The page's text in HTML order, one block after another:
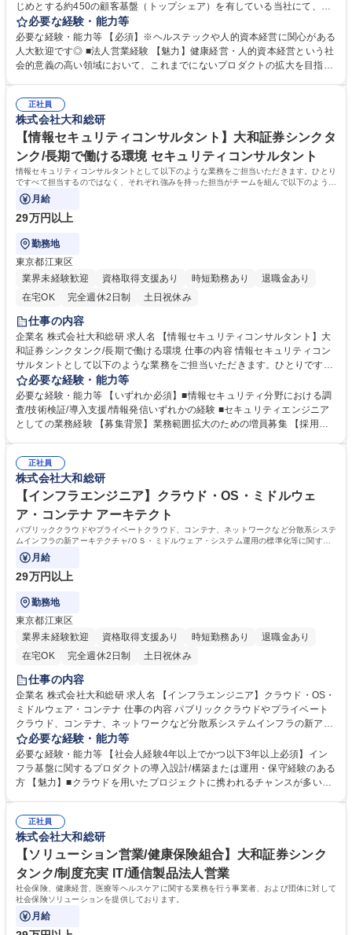
じめとする約450の顧客基盤（トップシェア）を有している当社にて、人
的資本経営支援ソリューションの導入をお任せいたします。 【サービス概
要】昨今注目される人的資本経営のなかでも重要アジェンダとされる、従
業員の健康に着目をして、従業員が健康で事前リスクを可視化でき、会社
としての施策に落とし込めるプロダクトとなります。スマホアプリの「あ
ことが出来ます。 募集職種 【ITソリューション営業(ヘルステック/人的資
本経営)】大和証券グループ
必要な経験・能力等
必要な経験・能力等 【必須】※ヘルステックや人的資本経営に関心がある
人大歓迎です◎ ■法人営業経験 【魅力】健康経営・人的資本経営という社
会的意義の高い領域において、これまでにないプロダクトの拡大を目指せ
実績もあり、最も重要となるAIに必要な分析データも十分揃っています。
そのため、プロダクトの改善も早く、手触り感を持って仕事が出来ます。
学歴・資格 学歴：大学院 大学 語学力： 資格：
正社員
株式会社大和総研
【情報セキュリティコンサルタント】大和証券シンクタ
ンク/長期で働ける環境 セキュリティコンサルタント
情報セキュリティコンサルタントとして以下のような業務をご担当いただきます。ひとり
ですべて担当するのではなく、それぞれ強みを持った担当がチームを組んで以下のような
業務を行っています。
月給
29万円以上
勤務地
東京都江東区
業界未経験歓迎
資格取得支援あり 時短勤務あり
退職金あり
在宅OK
完全週休2日制 土日祝休み
仕事の内容
企業名 株式会社大和総研 求人名 【情報セキュリティコンサルタント】大
和証券シンクタンク/長期で働ける環境 仕事の内容 情報セキュリティコン
サルタントとして以下のような業務をご担当いただきます。ひとりですべ
て担当するのではなく、それぞれ強みを持った担当がチームを組んで以下
のような業務を行っています。 ＜調査＞ ■政府機関、業界団体等が示すセ
キュリティに関する指針、方向性、制度改正 ■セキュリティ関連の技術動
向、市場動向 ■先進的な技術・製品・サービス、及び活用事例 ＜技術検証
＞ ■セキュリティに関する調査・検証レポートの社内外向け情報発信 募集
職種 【情報セキュリティコンサルタント】大和証券シンクタンク/長期で
働ける環境
必要な経験・能力等
必要な経験・能力等 【いずれか必須】■情報セキュリティ分野における調
査/技術検証/導入支援/情報発信いずれかの経験 ■セキュリティエンジニア
としての業務経験 【募集背景】業務範囲拡大のための増員募集 【採用部
ュリティ施策の高度化をサポートする 【ポジションの魅力】情報セキュリ
ティという分野の中で、自らテーマを設定し興味のある領域を掘り下げて
いくことが可能 学歴・資格 学歴：大学院 大学 語学力： 資格：
正社員
株式会社大和総研
【インフラエンジニア】クラウド・OS・ミドルウェ
ア・コンテナ アーキテクト
パブリッククラウドやプライベートクラウド、コンテナ、ネットワークなど分散系システ
ムインフラの新アーキテクチャ/ＯＳ・ミドルウェア・システム運用の標準化等に関する
企画～導入を行います。
月給
29万円以上
勤務地
東京都江東区
業界未経験歓迎
資格取得支援あり 時短勤務あり
退職金あり
在宅OK
完全週休2日制 土日祝休み
仕事の内容
企業名 株式会社大和総研 求人名 【インフラエンジニア】クラウド・OS・
ミドルウェア・コンテナ 仕事の内容 パブリッククラウドやプライベート
クラウド、コンテナ、ネットワークなど分散系システムインフラの新アー
キテクチャ/ＯＳ・ミドルウェア・システム運用の標準化等に関する企画～
導入を行います。 【プロジェクト事例】■オンプレミス環境からAWS、Az
ure、OCI等のパブリッククラウド環境へのマイグレーション■ハイブリッ
ドクラウド環境の構築■プライベートクラウドを活用したシステム構築 ※
ア：Redhat EnterpriseLinux、Oracle、IBM MQ、HULFT 等 募集職種
【インフラエンジニア】クラウド・OS・ミドルウェア・コンテナ
必要な経験・能力等
必要な経験・能力等 【社会人経験4年以上でかつ以下3年以上必須】イン
フラ基盤に関するプロダクトの導入設計/構築または運用・保守経験のある
方 【魅力】■クラウドを用いたプロジェクトに携われるチャンスが多い環
のインフラ技術習得の支援も積極的に行っており、特にクラウド系資格保
有者が多数在籍する組織です。組織として学習のバックアップも行ってお
り、インフラエンジニアとして成長できる環境です。 学歴・資格 学歴：
大学院 大学 語学力： 資格：
正社員
株式会社大和総研
【ソリューション営業/健康保険組合】大和証券シンク
タンク/制度充実 IT/通信製品法人営業
社会保険、健康経営、医療等ヘルスケアに関する業務を行う事業者、および団体に対して
社会保険ソリューションを提供しております。
月給